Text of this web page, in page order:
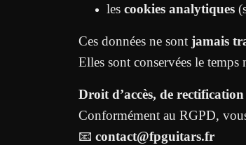
les cookies analytiques
Ces données ne sont jamais
Elles sont conservées le temps
Droit d’accès, de
Conformément au RGPD,
📧 contact@fpguitars.fr